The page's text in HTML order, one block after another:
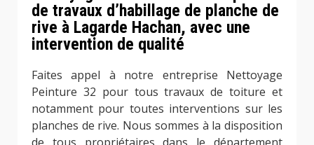
de travaux d’habillage de planche de
rive à Lagarde Hachan, avec une
intervention de qualité
Faites appel à notre entreprise Nettoyage
Peinture 32 pour tous travaux de toiture et
notamment pour toutes interventions sur les
planches de rive. Nous sommes à la disposition